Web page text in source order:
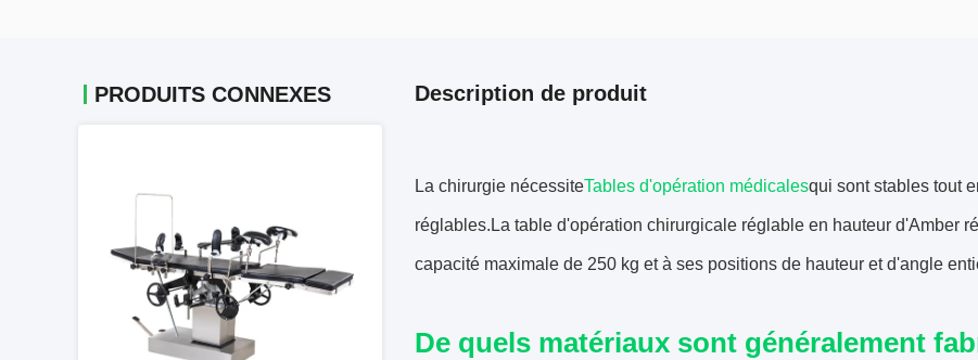
PRODUITS CONNEXES Description de produit
La chirurgie nécessiteTables d'opération médicalesqui sont stables tout
réglables.La table d'opération chirurgicale réglable en hauteur d'Amber
capacité maximale de 250 kg et à ses positions de hauteur et d'angle
De quels matériaux sont généralement